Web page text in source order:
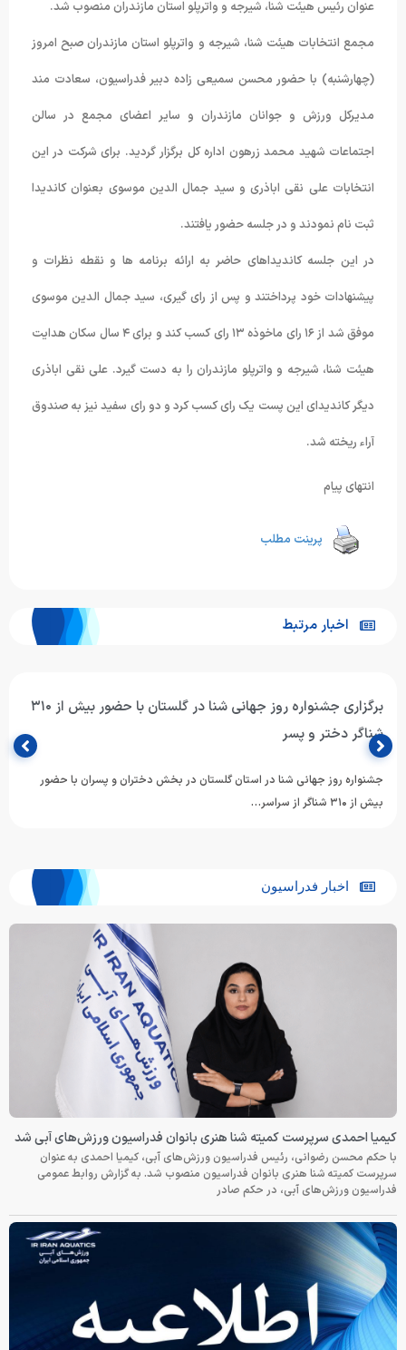
عنوان رئیس هیئت شنا، شیرجه و واترپلو استان مازندران منصوب شد.
مجمع انتخابات هیئت شنا، شیرجه و واترپلو استان مازندران صبح امروز
(چهارشنبه) با حضور محسن سمیعی زاده دبیر فدراسیون، سعادت مند
مدیرکل ورزش و جوانان مازندران و سایر اعضای مجمع در سالن
اجتماعات شهید محمد زرهون اداره کل برگزار گردید. برای شرکت در این
انتخابات علی نقی اباذری و سید جمال الدین موسوی بعنوان کاندیدا
ثبت نام نمودند و در جلسه حضور یافتند.
در این جلسه کاندیداهای حاضر به ارائه برنامه ها و نقطه نظرات و
پیشنهادات خود پرداختند و پس از رای گیری، سید جمال الدین موسوی
موفق شد از ۱۶ رای ماخوذه ۱۳ رای کسب کند و برای ۴ سال سکان هدایت
هیئت شنا، شیرجه و واترپلو مازندران را به دست گیرد. علی نقی اباذری
دیگر کاندیدای این پست یک رای کسب کرد و دو رای سفید نیز به صندوق
آراء ریخته شد.
انتهای پیام
پرینت مطلب
اخبار مرتبط
برگزاری جشنواره روز جهانی شنا در گلستان با حضور بیش از ۳۱۰
شناگر دختر و پسر
جشنواره روز جهانی شنا در استان گلستان در بخش دختران و پسران با حضور
بیش از ۳۱۰ شناگر از سراسر…
اخبار فدراسیون
کیمیا احمدی سرپرست کمیته شنا هنری بانوان فدراسیون ورزش‌های آبی شد
با حکم محسن رضوانی، رئیس فدراسیون ورزش‌های آبی، کیمیا احمدی به عنوان
سرپرست کمیته شنا هنری بانوان فدراسیون منصوب شد. به گزارش روابط عمومی
فدراسیون ورزش‌های آبی، در حکم صادر